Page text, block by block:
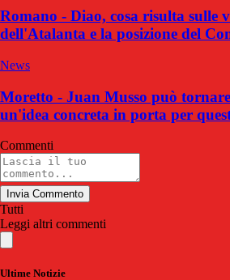
Romano - Diao, cosa risulta sulle
dell'Atalanta e la posizione del
News
Moretto - Juan Musso può
un'idea concreta in porta per
Commenti
Invia Commento
Tutti
Leggi altri commenti
Ultime Notizie